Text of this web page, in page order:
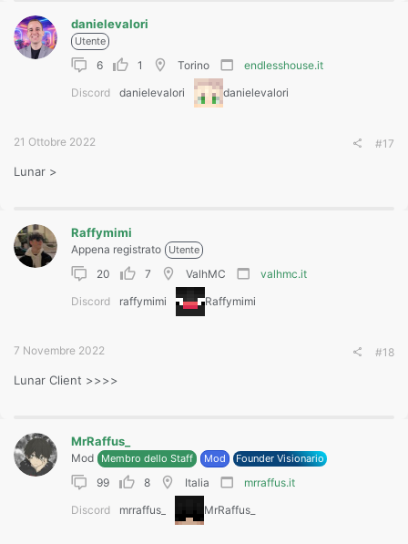
danielevalori
Utente
6 1 Torino
endlesshouse.it
Discord
danielevalori danielevalori
21 Ottobre 2022 #17
Lunar >
Raffymimi
Appena registrato Utente
20 7 ValhMC
valhmc.it
Discord
raffymimi Raffymimi
7 Novembre 2022 #18
Lunar Client >>>>
MrRaffus_
Mod Membro dello Staff Mod Founder Visionario
99 8 Italia
mrraffus.it
Discord
mrraffus_ MrRaffus_